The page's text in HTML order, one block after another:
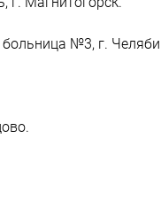
больница №3, г.